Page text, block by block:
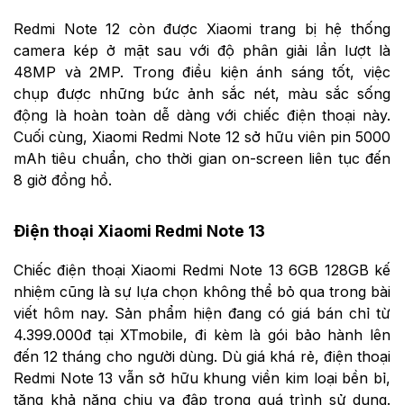
Redmi Note 12 còn được Xiaomi trang bị hệ thống
camera kép ở mặt sau với độ phân giải lần lượt là
48MP và 2MP. Trong điều kiện ánh sáng tốt, việc
chụp được những bức ảnh sắc nét, màu sắc sống
động là hoàn toàn dễ dàng với chiếc điện thoại này.
Cuối cùng, Xiaomi Redmi Note 12 sở hữu viên pin 5000
mAh tiêu chuẩn, cho thời gian on-screen liên tục đến
8 giờ đồng hồ.
Điện thoại Xiaomi Redmi Note 13
Chiếc điện thoại Xiaomi Redmi Note 13 6GB 128GB kế
nhiệm cũng là sự lựa chọn không thể bỏ qua trong bài
viết hôm nay. Sản phẩm hiện đang có giá bán chỉ từ
4.399.000đ tại XTmobile, đi kèm là gói bảo hành lên
đến 12 tháng cho người dùng. Dù giá khá rẻ, điện thoại
Redmi Note 13 vẫn sở hữu khung viền kim loại bền bỉ,
tăng khả năng chịu va đập trong quá trình sử dụng.